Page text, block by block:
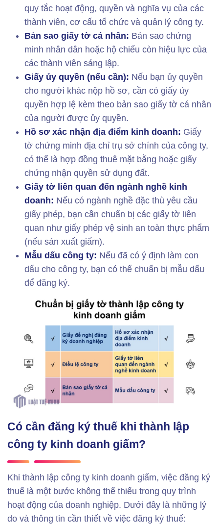
quy tắc hoạt động, quyền và nghĩa vụ của các
thành viên, cơ cấu tổ chức và quản lý công ty.
Bản sao giấy tờ cá nhân: Bản sao chứng
minh nhân dân hoặc hộ chiếu còn hiệu lực của
các thành viên sáng lập.
Giấy ủy quyền (nếu cần): Nếu bạn ủy quyền
cho người khác nộp hồ sơ, cần có giấy ủy
quyền hợp lệ kèm theo bản sao giấy tờ cá nhân
của người được ủy quyền.
Hồ sơ xác nhận địa điểm kinh doanh: Giấy
tờ chứng minh địa chỉ trụ sở chính của công ty,
có thể là hợp đồng thuê mặt bằng hoặc giấy
chứng nhận quyền sử dụng đất.
Giấy tờ liên quan đến ngành nghề kinh
doanh: Nếu có ngành nghề đặc thù yêu cầu
giấy phép, bạn cần chuẩn bị các giấy tờ liên
quan như giấy phép vệ sinh an toàn thực phẩm
(nếu sản xuất giấm).
Mẫu dấu công ty: Nếu đã có ý định làm con
dấu cho công ty, bạn có thể chuẩn bị mẫu dấu
để đăng ký.
Có cần đăng ký thuế khi thành lập
công ty kinh doanh giấm?
Khi thành lập công ty kinh doanh giấm, việc đăng ký
thuế là một bước không thể thiếu trong quy trình
hoạt động của doanh nghiệp. Dưới đây là những lý
do và thông tin cần thiết về việc đăng ký thuế: